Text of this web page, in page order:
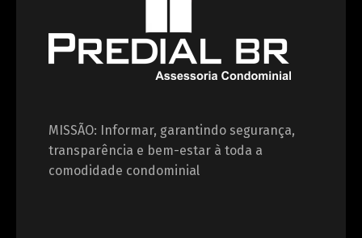
MISSÃO: Informar, garantindo segurança,
transparência e bem-estar à toda a
comodidade condominial